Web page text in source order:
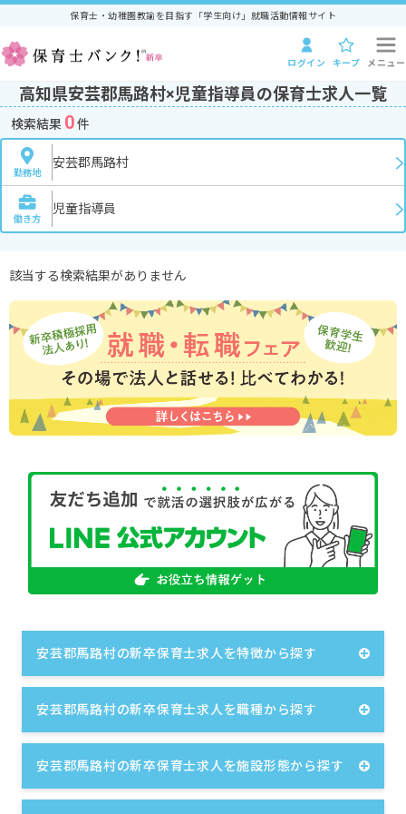
保育士・幼稚園教諭を目指す「学生向け」就職活動情報サイト
ログイン キープ メニュー
高知県安芸郡馬路村×児童指導員の保育士求人一覧
検索結果 0件
勤務地
安芸郡馬路村
働き方
児童指導員
該当する検索結果がありません
安芸郡馬路村の新卒保育士求人を特徴から探す
安芸郡馬路村の新卒保育士求人を職種から探す
安芸郡馬路村の新卒保育士求人を施設形態から探す